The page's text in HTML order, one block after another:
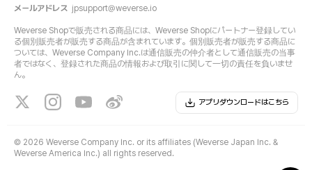
メールアドレス jpsupport@weverse.io
Weverse Shopで販売される商品には、Weverse Shopにパートナー登録してい
る個別販売者が販売する商品が含まれています。個別販売者が販売する商品に
ついては、Weverse Company Inc.は通信販売の仲介者として通信販売の当事
者ではなく、登録された商品の情報および取引に関して一切の責任を負いませ
ん。
アプリダウンロードはこちら
© 2026 Weverse Company Inc. or its affiliates (Weverse Japan Inc. &
Weverse America Inc.) all rights reserved.